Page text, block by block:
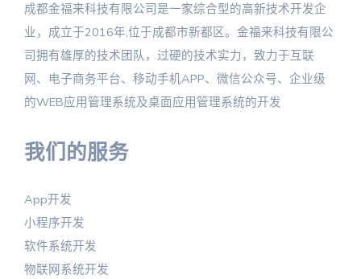
成都金福来科技有限公司是一家综合型的高新技术开发企
业，成立于2016年,位于成都市新都区。金福来科技有限公
司拥有雄厚的技术团队，过硬的技术实力，致力于互联
网、电子商务平台、移动手机APP、微信公众号、企业级
的WEB应用管理系统及桌面应用管理系统的开发
我们的服务
App开发
小程序开发
软件系统开发
物联网系统开发